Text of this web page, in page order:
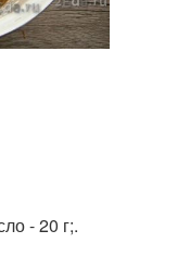
- 20 г;.